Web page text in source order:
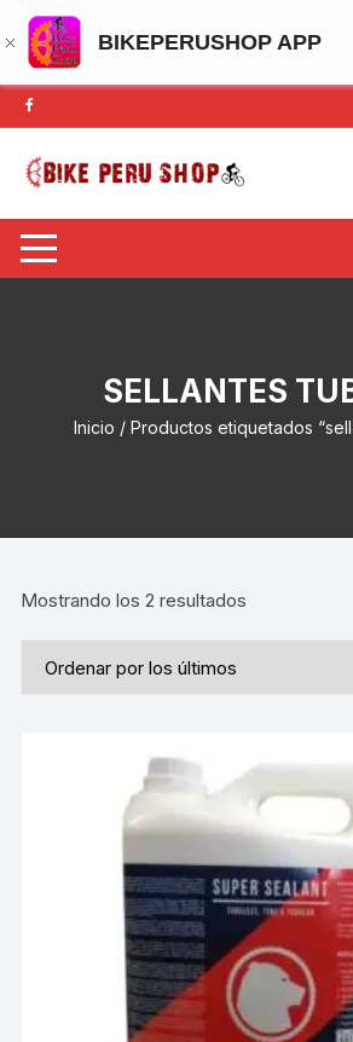
BIKEPERUSHOP APP
Saltar
al
contenido
SELLANTES
Inicio / Productos etiquetados
Mostrando los 2 resultados